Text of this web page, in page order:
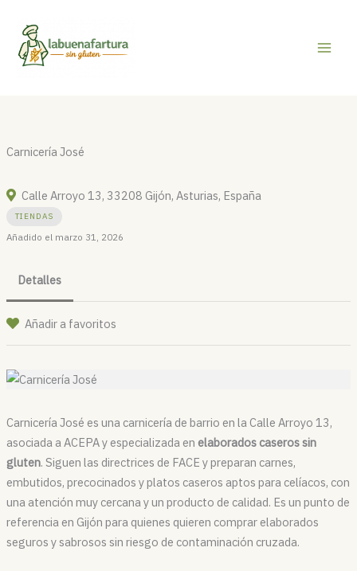
contenido
Carnicería José
Calle Arroyo 13, 33208 Gijón, Asturias, España
TIENDAS
Añadido el marzo 31, 2026
Detalles
Añadir a favoritos
Carnicería José es una carnicería de barrio en la Calle Arroyo 13,
asociada a ACEPA y especializada en elaborados caseros sin
gluten. Siguen las directrices de FACE y preparan carnes,
embutidos, precocinados y platos caseros aptos para celíacos, con
una atención muy cercana y un producto de calidad. Es un punto de
referencia en Gijón para quienes quieren comprar elaborados
seguros y sabrosos sin riesgo de contaminación cruzada.